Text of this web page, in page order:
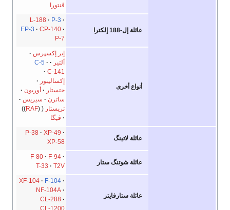
ڤنتورا
عائلة إل-188 إلكترا
L-188
P-3
EP-3
CP-140
P-7
أنواع أخرى
إير إكسپرس
ألتير
C-5
C-141
إكساليبور
جتستار
أوريون
ساترن
سيريس
تريستار
RAF
ڤـِگا
عائلة لاتينگ
P-38
XP-49
XP-58
عائلة شوتنگ ستار
F-80
F-94
T-33
T2V
عائلة ستارفايتر
XF-104
F-104
NF-104A
CL-288
CL-1200